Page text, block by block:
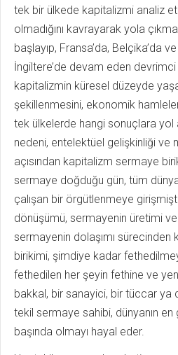
tek bir ülkede kapitalizmi analiz
olmadığını kavrayarak yola
başlayıp, Fransa’da, Belçika’da
İngiltere’de devam eden
kapitalizmin küresel düzeyde
şekillenmesini, ekonomik
tek ülkelerde hangi sonuçlara yol
nedeni, entelektüel gelişkinliği ve
açısından kapitalizm sermaye
sermaye doğduğu gün, tüm
çalışan bir örgütlenmeye
dönüşümü, sermayenin üretimi
sermayenin dolaşımı sürecinden
birikimi, şimdiye kadar
fethedilen her şeyin fethine ve
bakkal, bir sanayici, bir tüccar ya
tekil sermaye sahibi, dünyanın
başında olmayı hayal eder.